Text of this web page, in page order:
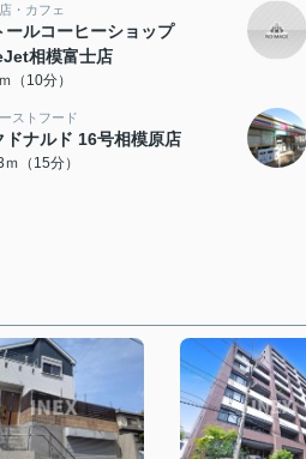
・カフェ
ールコーヒーショップ
相模富士店
（10分）
ストフード
ドナルド 16号相模原店
ｍ（15分）